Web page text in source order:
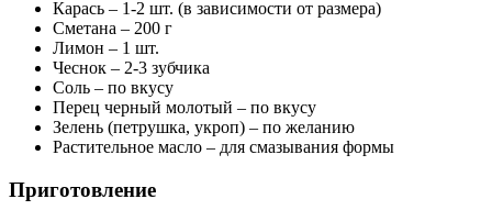
Карась – 1-2 шт. (в зависимости от размера)
Сметана – 200 г
Лимон – 1 шт.
Чеснок – 2-3 зубчика
Соль – по вкусу
Перец черный молотый – по вкусу
Зелень (петрушка, укроп) – по желанию
Растительное масло – для смазывания формы
Приготовление